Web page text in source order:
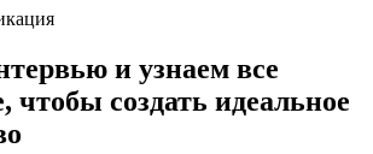
и узнаем все
чтобы создать идеальное